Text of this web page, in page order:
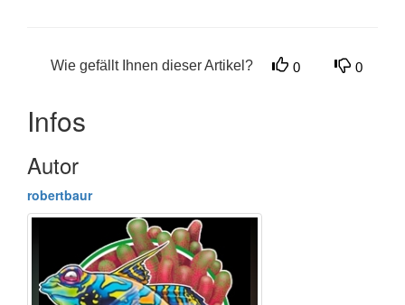
Wie gefällt Ihnen dieser Artikel? 0 0
Infos
Autor
robertbaur